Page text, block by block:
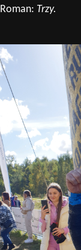
Roman: Trzy.